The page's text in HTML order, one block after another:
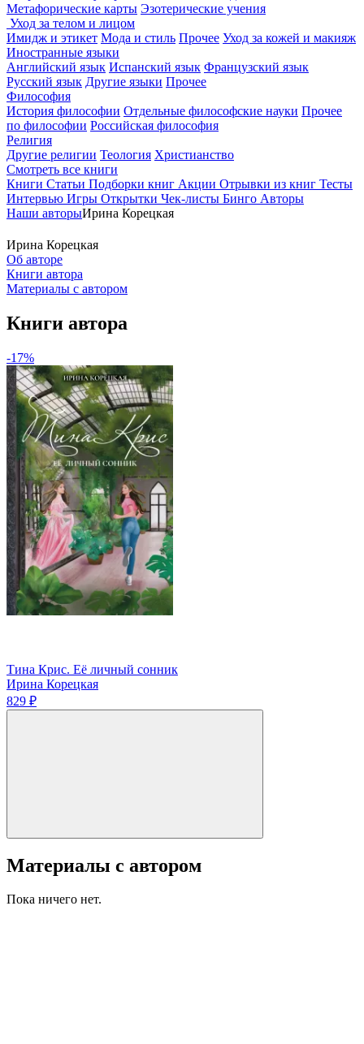
Метафорические карты Эзотерические учения
Уход за телом и лицом
Имидж и этикет Мода и стиль Прочее Уход за кожей и макияж
Иностранные языки
Английский язык Испанский язык Французский язык
Русский язык Другие языки Прочее
Философия
История философии Отдельные философские науки Прочее
по философии Российская философия
Религия
Другие религии Теология Христианство
Смотреть все книги
Книги Статьи Подборки книг Акции Отрывки из книг Тесты
Интервью Игры Открытки Чек-листы Бинго Авторы
Наши авторыИрина Корецкая
Ирина Корецкая
Об авторе
Книги автора
Материалы с автором
Книги автора
-17%
Тина Крис. Её личный сонник
Ирина Корецкая
829 ₽
Материалы с автором
Пока ничего нет.